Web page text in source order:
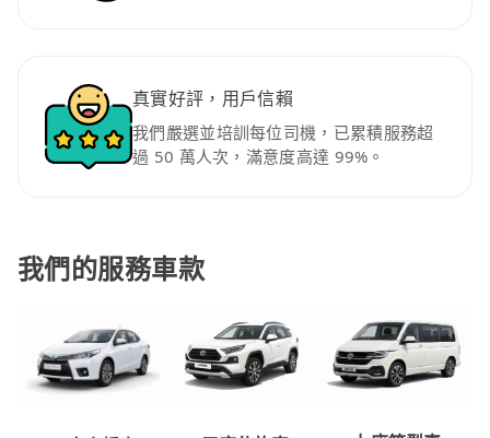
真實好評，用戶信賴
我們嚴選並培訓每位司機，已累積服務超
過 50 萬人次，滿意度高達 99%。
我們的服務車款